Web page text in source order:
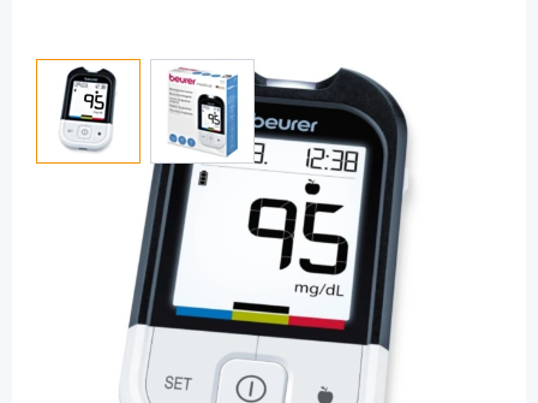
View larger imageView larger image
Beurer GL 48 mg/dl -
Blutzuckermessgerät / 1 Set
PZN: 15261752 / Diashop.de Kat.-Nr. 114766
sofort verfügbar
Lieferzeit 1-3 Werktage